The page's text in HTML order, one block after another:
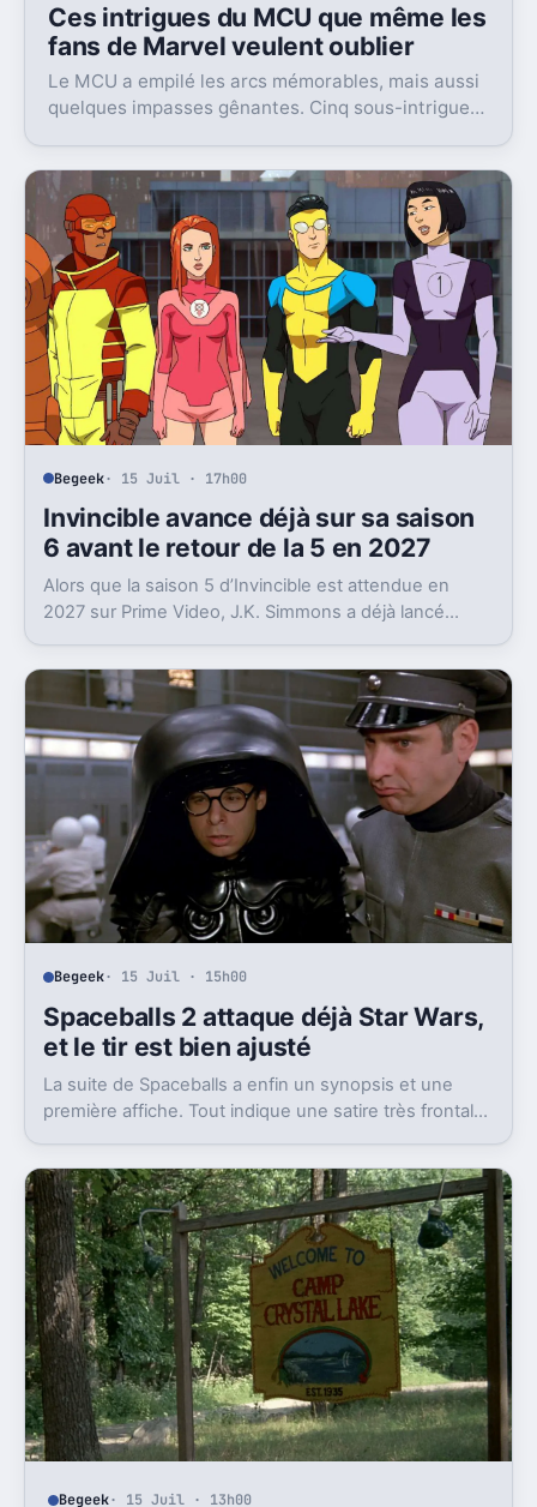
Ces intrigues du MCU que même les
fans de Marvel veulent oublier
Le MCU a empilé les arcs mémorables, mais aussi
quelques impasses gênantes. Cinq sous-intrigues
Begeek· 15 Juil · 17h00
Invincible avance déjà sur sa saison
6 avant le retour de la 5 en 2027
Alors que la saison 5 d’Invincible est attendue en
2027 sur Prime Video, J.K. Simmons a déjà lancé
Begeek· 15 Juil · 15h00
Spaceballs 2 attaque déjà Star Wars,
et le tir est bien ajusté
La suite de Spaceballs a enfin un synopsis et une
première affiche. Tout indique une satire très frontale
Begeek· 15 Juil · 13h00